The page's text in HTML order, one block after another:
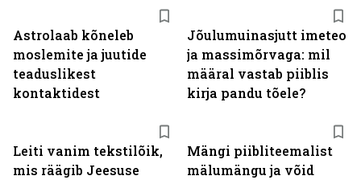
Astrolaab kõneleb
moslemite ja juutide
teaduslikest
kontaktidest
Jõulumuinasjutt imeteo
ja massimõrvaga: mil
määral vastab piiblis
kirja pandu tõele?
Leiti vanim tekstilõik,
mis räägib Jeesuse
Mängi piibliteemalist
mälumängu ja võid